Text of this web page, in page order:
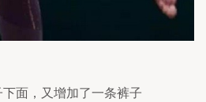
面，又增加了一条裤子